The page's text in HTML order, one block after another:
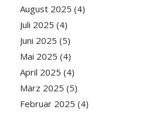
August 2025 (4)
Juli 2025 (4)
Juni 2025 (5)
Mai 2025 (4)
April 2025 (4)
März 2025 (5)
Februar 2025 (4)